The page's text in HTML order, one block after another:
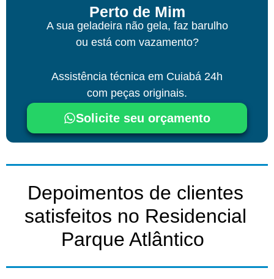
Perto de Mim
A sua geladeira não gela, faz barulho
ou está com vazamento?
Assistência técnica em Cuiabá 24h
com peças originais.
Solicite seu orçamento
Depoimentos de clientes
satisfeitos no Residencial
Parque Atlântico ​